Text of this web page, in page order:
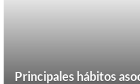
Principales hábitos